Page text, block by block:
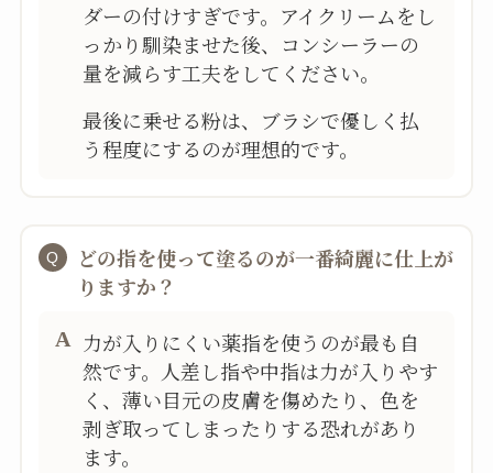
ダーの付けすぎです。アイクリームをし
っかり馴染ませた後、コンシーラーの
量を減らす工夫をしてください。
最後に乗せる粉は、ブラシで優しく払
う程度にするのが理想的です。
どの指を使って塗るのが一番綺麗に仕上が
りますか？
力が入りにくい薬指を使うのが最も自
然です。人差し指や中指は力が入りやす
く、薄い目元の皮膚を傷めたり、色を
剥ぎ取ってしまったりする恐れがあり
ます。